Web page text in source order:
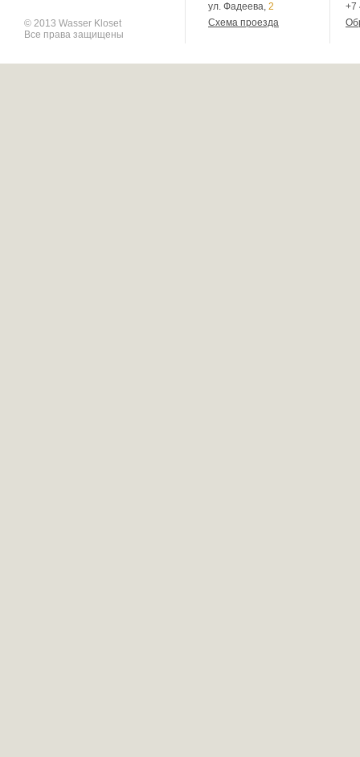
© 2013 Wasser Kloset
Все права защищены
ул. Фадеева, 2
Схема проезда
+7